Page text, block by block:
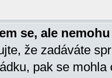
se, ale
že zadáváte
pak se